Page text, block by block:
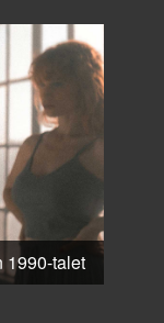
1990-talet